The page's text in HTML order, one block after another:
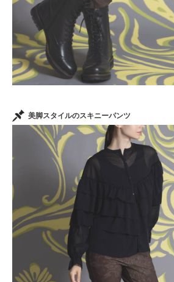
美脚スタイルのスキニーパンツ